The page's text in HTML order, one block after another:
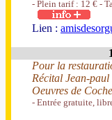
- Plein tarif : 12 € -
Lien :
Pour la
Récital Jean-
Oeuvres de
- Entrée gratuite,